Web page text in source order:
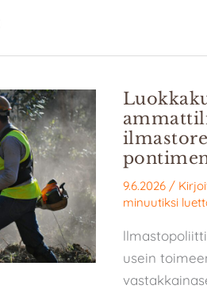
9.6.2026 /
minuutiksi
usein